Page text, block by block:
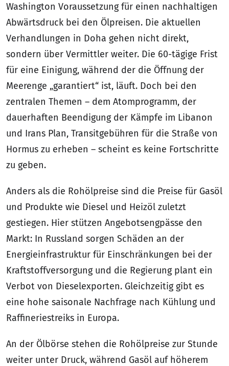
Washington Voraussetzung für einen nachhaltigen
Abwärtsdruck bei den Ölpreisen. Die aktuellen
Verhandlungen in Doha gehen nicht direkt,
sondern über Vermittler weiter. Die 60-tägige Frist
für eine Einigung, während der die Öffnung der
Meerenge „garantiert“ ist, läuft. Doch bei den
zentralen Themen – dem Atomprogramm, der
dauerhaften Beendigung der Kämpfe im Libanon
und Irans Plan, Transitgebühren für die Straße von
Hormus zu erheben – scheint es keine Fortschritte
zu geben.
Anders als die Rohölpreise sind die Preise für Gasöl
und Produkte wie Diesel und Heizöl zuletzt
gestiegen. Hier stützen Angebotsengpässe den
Markt: In Russland sorgen Schäden an der
Energieinfrastruktur für Einschränkungen bei der
Kraftstoffversorgung und die Regierung plant ein
Verbot von Dieselexporten. Gleichzeitig gibt es
eine hohe saisonale Nachfrage nach Kühlung und
Raffineriestreiks in Europa.
An der Ölbörse stehen die Rohölpreise zur Stunde
weiter unter Druck, während Gasöl auf höherem